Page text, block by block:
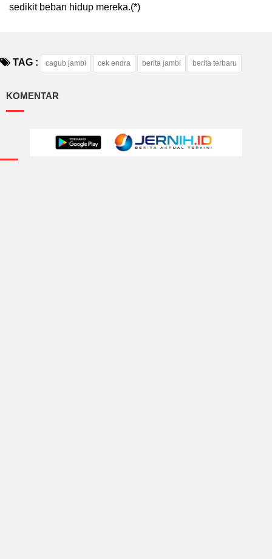
sedikit beban hidup mereka.(*)
TAG : cagub jambi cek endra berita jambi berita terbaru
KOMENTAR